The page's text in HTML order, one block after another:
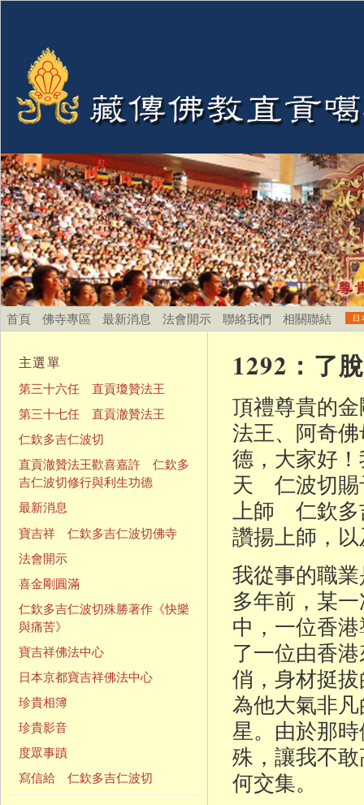
首頁 佛寺專區 最新消息 法會開示 聯絡我們 相關聯結
1292：了
頂禮尊貴的
法王、阿奇
德，大家好
天 仁波切賜
上師 仁欽多
讚揚上師，
我從事的職
多年前，某
中，一位香
了一位由香
俏，身材挺
為他大氣非
星。由於那
殊，讓我不
何交集。
主選單
第三十六任 直貢瓊贊法王
第三十七任 直貢澈贊法王
仁欽多吉仁波切
直貢澈贊法王歡喜嘉許 仁欽多
吉仁波切修行與利生功德
最新消息
寶吉祥 仁欽多吉仁波切佛寺
法會開示
喜金剛圓滿
仁欽多吉仁波切殊勝著作《快樂
與痛苦》
寶吉祥佛法中心
日本京都寶吉祥佛法中心
珍貴相簿
珍貴影音
度眾事蹟
寫信給 仁欽多吉仁波切